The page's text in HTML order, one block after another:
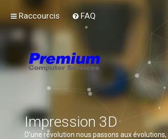
Raccourcis FAQ
Impression 3D
D’une révolution nous passons aux